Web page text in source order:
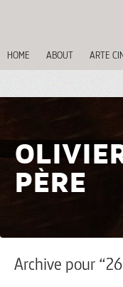
HOME ABOUT ARTE
PÈRE
Archive pour